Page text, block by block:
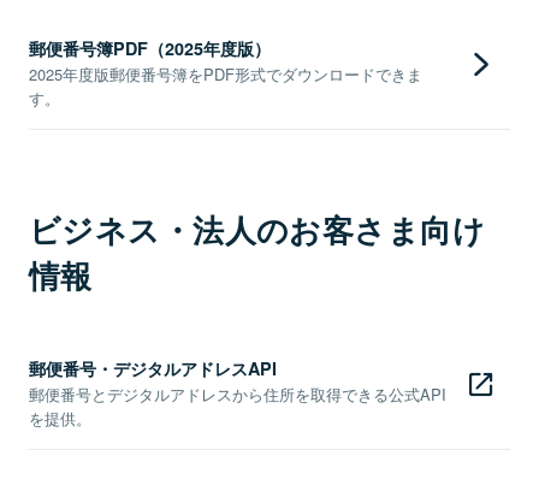
郵便番号簿PDF（2025年度版）
2025年度版郵便番号簿をPDF形式でダウンロードできま
す。
ビジネス・法人のお客さま向け
情報
郵便番号・デジタルアドレスAPI
郵便番号とデジタルアドレスから住所を取得できる公式API
を提供。